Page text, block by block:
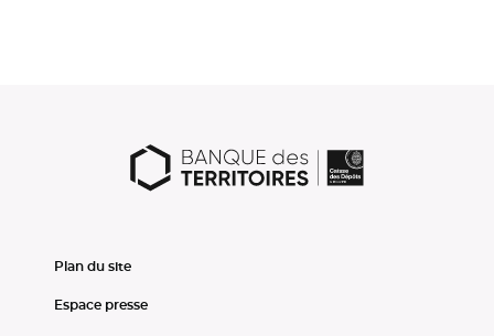
Plan du site
Espace presse